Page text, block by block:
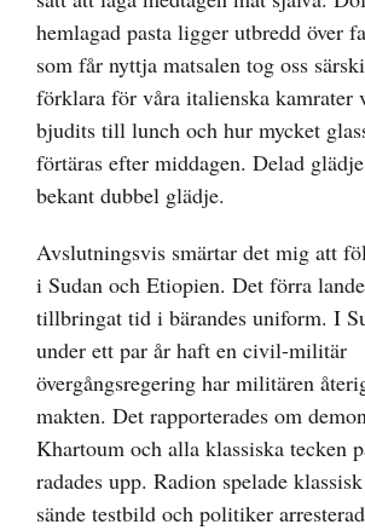
hemlagad pasta ligger utbredd över
som får nyttja matsalen tog oss
förklara för våra italienska kamrater
bjudits till lunch och hur mycket
förtäras efter middagen. Delad
bekant dubbel glädje.
Avslutningsvis smärtar det mig att
i Sudan och Etiopien. Det förra
tillbringat tid i bärandes uniform. I
under ett par år haft en civil-militär
övergångsregering har militären
makten. Det rapporterades om
Khartoum och alla klassiska tecken
radades upp. Radion spelade
sände testbild och politiker